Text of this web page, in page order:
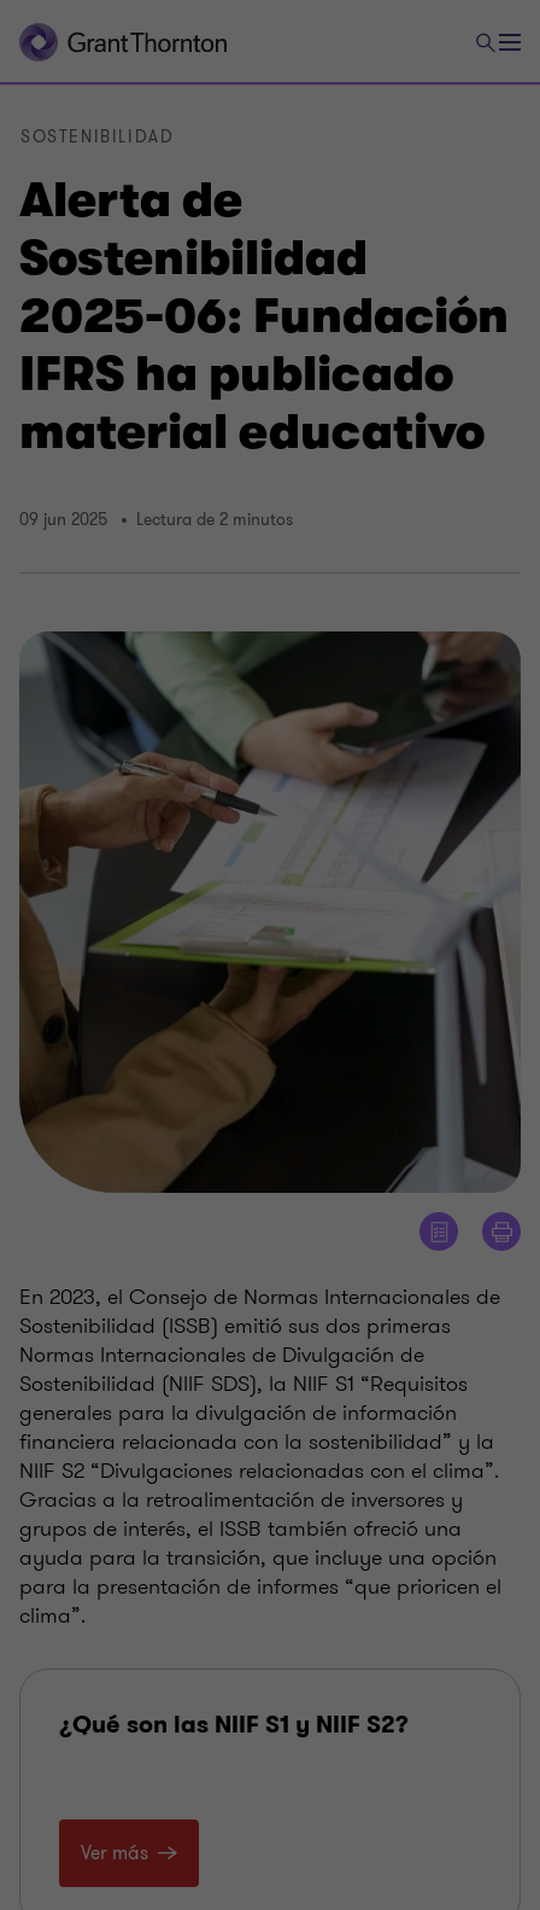
Alerta de
Sostenibilidad
2025-06: Fundación
IFRS ha publicado
material educativo
SOSTENIBILIDAD
09 jun 2025 Lectura de 2 minutos
En 2023, el Consejo de Normas Internacionales de
Sostenibilidad (ISSB) emitió sus dos primeras
Normas Internacionales de Divulgación de
Sostenibilidad (NIIF SDS), la NIIF S1 “Requisitos
generales para la divulgación de información
financiera relacionada con la sostenibilidad” y la
NIIF S2 “Divulgaciones relacionadas con el clima”.
Gracias a la retroalimentación de inversores y
grupos de interés, el ISSB también ofreció una
ayuda para la transición, que incluye una opción
para la presentación de informes “que prioricen el
clima”.
¿Qué son las NIIF S1 y NIIF S2?
Ver más